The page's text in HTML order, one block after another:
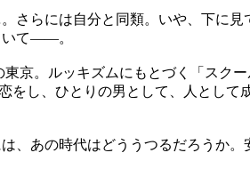
らには自分と同類。いや、下に見
いて――。
京。ルッキズムにもとづく「スクー
をし、ひとりの男として、人として
、あの時代はどううつるだろうか。